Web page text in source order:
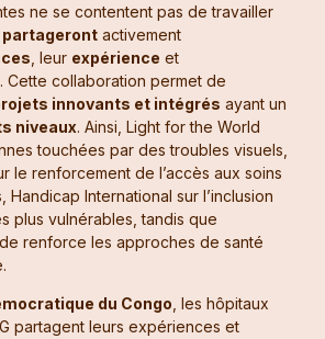
ne se contentent pas de travailler
partageront activement
, leur expérience et
. Cette collaboration permet de
innovants et intégrés ayant un
niveaux. Ainsi, Light for the World
touchées par des troubles visuels,
le renforcement de l’accès aux soins
Handicap International sur l’inclusion
plus vulnérables, tandis que
renforce les approches de santé
du Congo , les hôpitaux
partagent leurs expériences et